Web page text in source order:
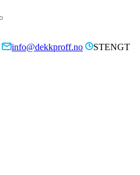
info@dekkproff.no
STENGT